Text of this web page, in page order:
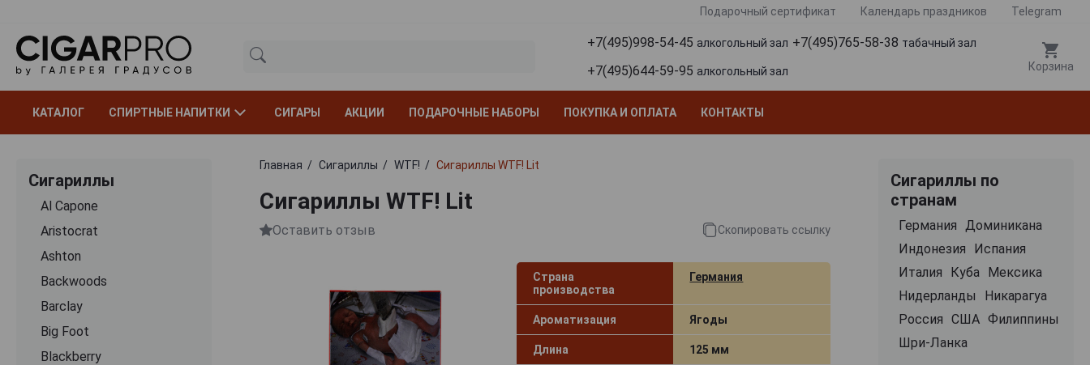
Подарочный сертификат Календарь праздников Telegram
+7(495)998-54-45 алкогольный зал +7(495)765-58-38 табачный зал
+7(495)644-59-95 алкогольный зал Корзина
КАТАЛОГ СПИРТНЫЕ НАПИТКИ СИГАРЫ АКЦИИ ПОДАРОЧНЫЕ НАБОРЫ ПОКУПКА И ОПЛАТА КОНТАКТЫ
Сигариллы
Al Capone
Aristocrat
Ashton
Backwoods
Barclay
Big Foot
Blackberry
Главная Сигариллы WTF! Сигариллы WTF! Lit
Сигариллы WTF! Lit
Оставить отзыв Скопировать ссылку
Страна
производства
Германия
Ароматизация Ягоды
Длина 125 мм
Сигариллы по
странам
Германия
Доминикана
Индонезия
Испания
Италия
Куба
Мексика
Нидерланды
Никарагуа
Россия США Филиппины
Шри-Ланка